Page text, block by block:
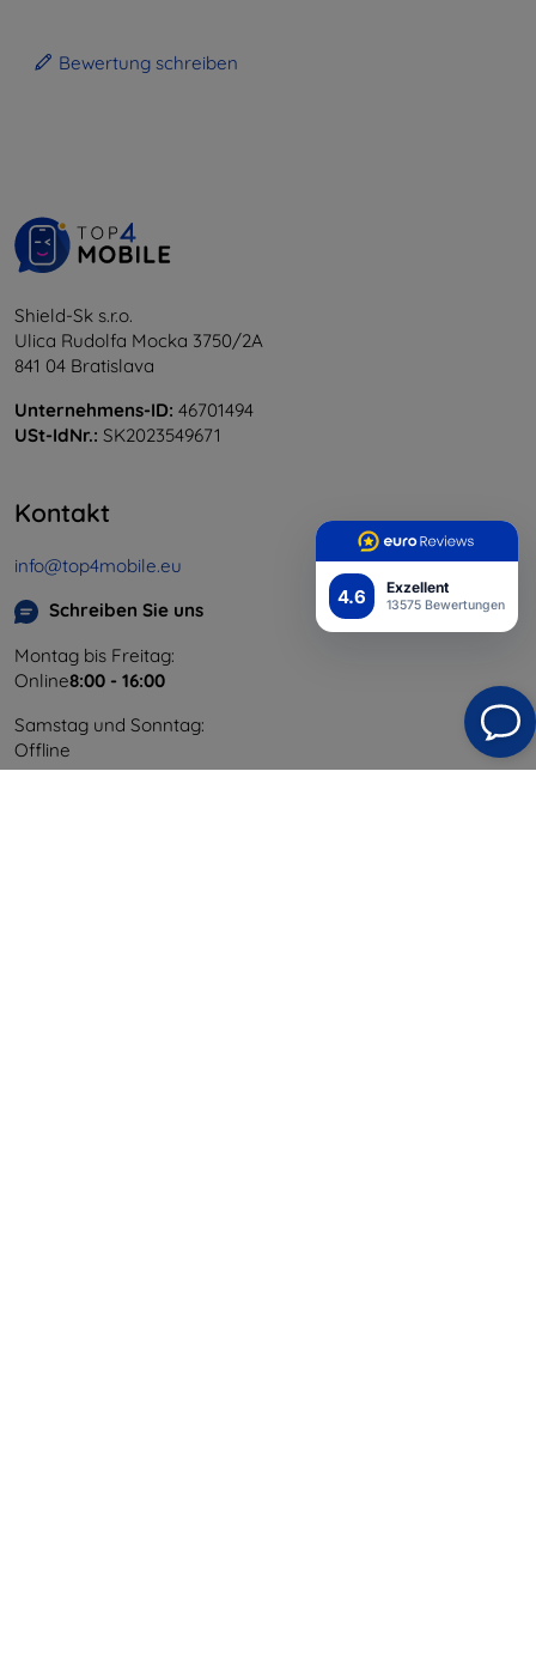
4.6 Exzellent
13575 Bewertungen
Bewertung schreiben
Shield-Sk s.r.o.
Ulica Rudolfa Mocka 3750/2A
841 04 Bratislava
Unternehmens-ID: 46701494
USt-IdNr.: SK2023549671
Kontakt
info@top4mobile.eu
Schreiben Sie uns
Montag bis Freitag:
Online8:00 - 16:00
Samstag und Sonntag:
Offline